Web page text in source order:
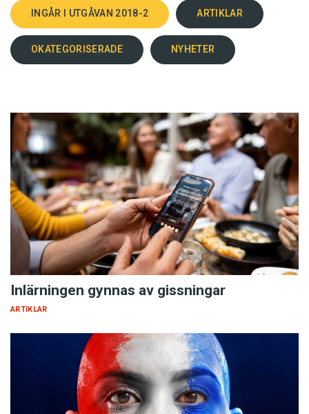
INGÅR I UTGÅVAN 2018-2 ARTIKLAR
OKATEGORISERADE NYHETER
Inlärningen gynnas av gissningar
ARTIKLAR